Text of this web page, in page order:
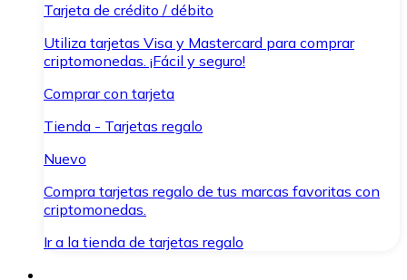
Tarjeta de crédito / débito
Utiliza tarjetas Visa y Mastercard para comprar
criptomonedas. ¡Fácil y seguro!
Comprar con tarjeta
Tienda - Tarjetas regalo
Nuevo
Compra tarjetas regalo de tus marcas favoritas con
criptomonedas.
Ir a la tienda de tarjetas regalo